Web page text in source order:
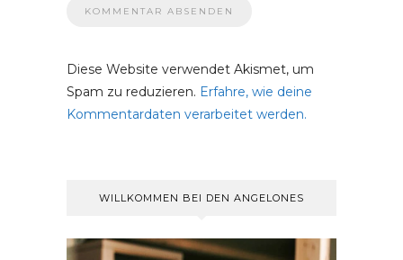
Diese Website verwendet Akismet, um
Spam zu reduzieren. Erfahre, wie deine
Kommentardaten verarbeitet werden.
WILLKOMMEN BEI DEN ANGELONES